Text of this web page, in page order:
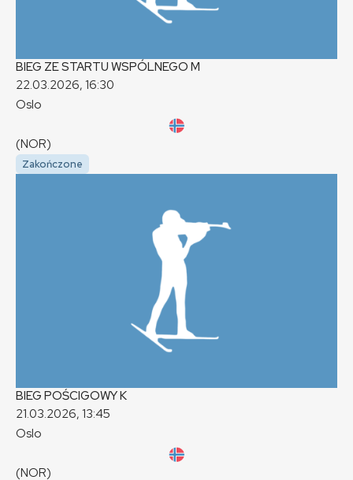
BIEG ZE STARTU WSPÓLNEGO M
22.03.2026, 16:30
Oslo
(NOR)
Zakończone
BIEG POŚCIGOWYK
21.03.2026, 13:45
Oslo
(NOR)